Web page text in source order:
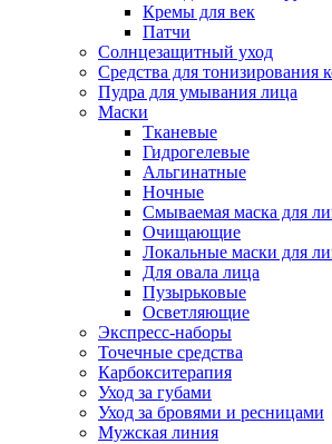
Кремы для век
Патчи
Солнцезащитный уход
Средства для тонизирования
Пудра для умывания лица
Маски
Тканевые
Гидрогелевые
Альгинатные
Ночные
Смываемая маска для
Очищающие
Локальные маски для
Для овала лица
Пузырьковые
Осветляющие
Экспресс-наборы
Точечные средства
Карбокситерапия
Уход за губами
Уход за бровями и ресницами
Мужская линия